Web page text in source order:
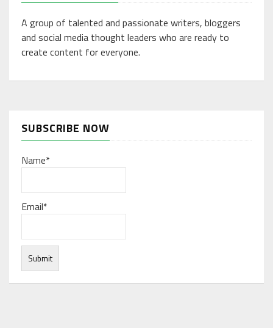
A group of talented and passionate writers, bloggers
and social media thought leaders who are ready to
create content for everyone.
SUBSCRIBE NOW
Name*
Email*